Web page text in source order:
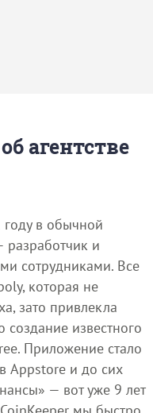
агентстве
в обычной
разработчик и
сотрудниками. Все
которая не
зато привлекла
известного
Приложение стало
Appstore и до сих
— вот уже 9 лет